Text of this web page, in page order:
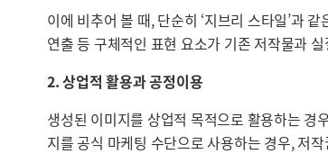
이에 비추어 볼 때, 단순히 ‘지브리 스타일’과
연출 등 구체적인 표현 요소가 기존 저작물과
2. 상업적 활용과 공정이용
생성된 이미지를 상업적 목적으로 활용하는 경
지를 공식 마케팅 수단으로 사용하는 경우, 저